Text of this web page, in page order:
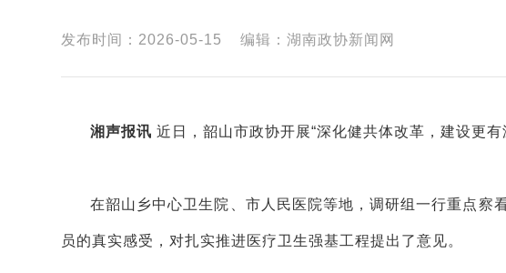
发布时间：2026-05-15 编辑：湖南政协新闻网
湘声报讯 近日，韶山市政协开展“深化健共体改革，建设更
在韶山乡中心卫生院、市人民医院等地，调研组一行重点察
员的真实感受，对扎实推进医疗卫生强基工程提出了意见。